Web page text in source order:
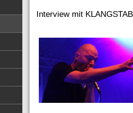
Interview mit